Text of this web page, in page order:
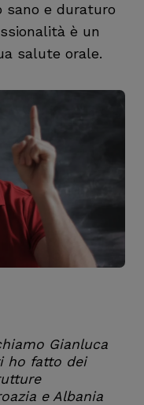
sano e duraturo
è un
salute orale.
Gianluca
ho fatto dei
e Albania